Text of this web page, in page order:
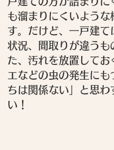
も溜まりにくいような
す。だけど、一戸建て
状況、間取りが違うも
た、汚れを放置して
エなどの虫の発生にも
ちは関係ない」と思わ
い！